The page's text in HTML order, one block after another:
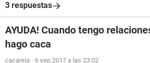
3 respuestas
AYUDA! Cuando tengo
hago caca
cacarela - 6 sep 2017 a las 23:02